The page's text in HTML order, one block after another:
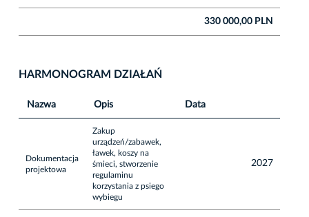
330 000,00 PLN
HARMONOGRAM DZIAŁAŃ
Nazwa Opis Data
Dokumentacja
projektowa
Zakup
urządzeń/zabawek,
ławek, koszy na
śmieci, stworzenie
regulaminu
korzystania z psiego
wybiegu
2027